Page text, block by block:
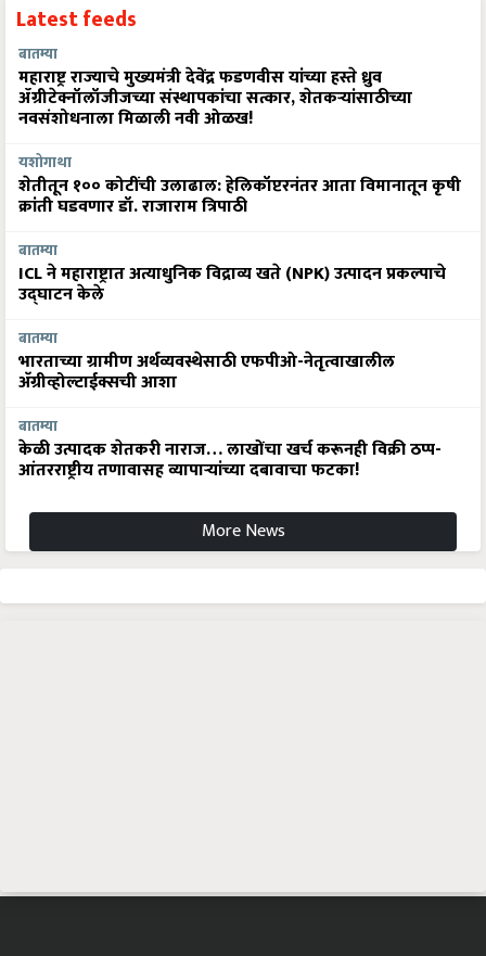
Latest feeds
बातम्या
महाराष्ट्र राज्याचे मुख्यमंत्री देवेंद्र फडणवीस यांच्या हस्ते ध्रुव
ॲग्रीटेक्नॉलॉजीजच्या संस्थापकांचा सत्कार, शेतकऱ्यांसाठीच्या
नवसंशोधनाला मिळाली नवी ओळख!
यशोगाथा
शेतीतून १०० कोटींची उलाढाल: हेलिकॉप्टरनंतर आता विमानातून कृषी
क्रांती घडवणार डॉ. राजाराम त्रिपाठी
बातम्या
ICL ने महाराष्ट्रात अत्याधुनिक विद्राव्य खते (NPK) उत्पादन प्रकल्पाचे
उद्घाटन केले
बातम्या
भारताच्या ग्रामीण अर्थव्यवस्थेसाठी एफपीओ-नेतृत्वाखालील
अ‍ॅग्रीव्होल्टाईक्सची आशा
बातम्या
केळी उत्पादक शेतकरी नाराज… लाखोंचा खर्च करूनही विक्री ठप्प-
आंतरराष्ट्रीय तणावासह व्यापाऱ्यांच्या दबावाचा फटका!
More News